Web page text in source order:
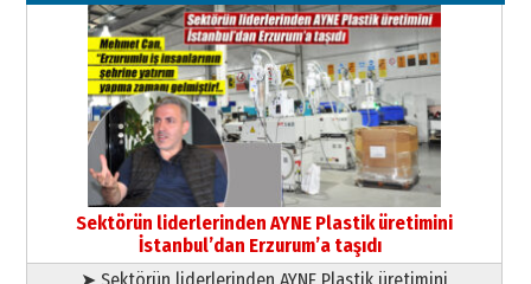
26 Mart 2026 Perşembe
Cem Bakırcı
Ardında bıraktığı hatıralarıyla
gönül adamı Faruk Terzioğlu!
13 Mayıs 2026 Çarşamba
Esat BİNDESEN
Başkan Sekmen’den Erzurum’a
bir vizyon proje daha!
02 Ağustos 2026 Pazar
Sektörün liderlerinden AYNE Plastik üretimini
İstanbul’dan Erzurum’a taşıdı